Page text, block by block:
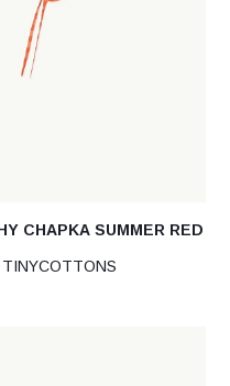
CHAPKA SUMMER RED
TINYCOTTONS